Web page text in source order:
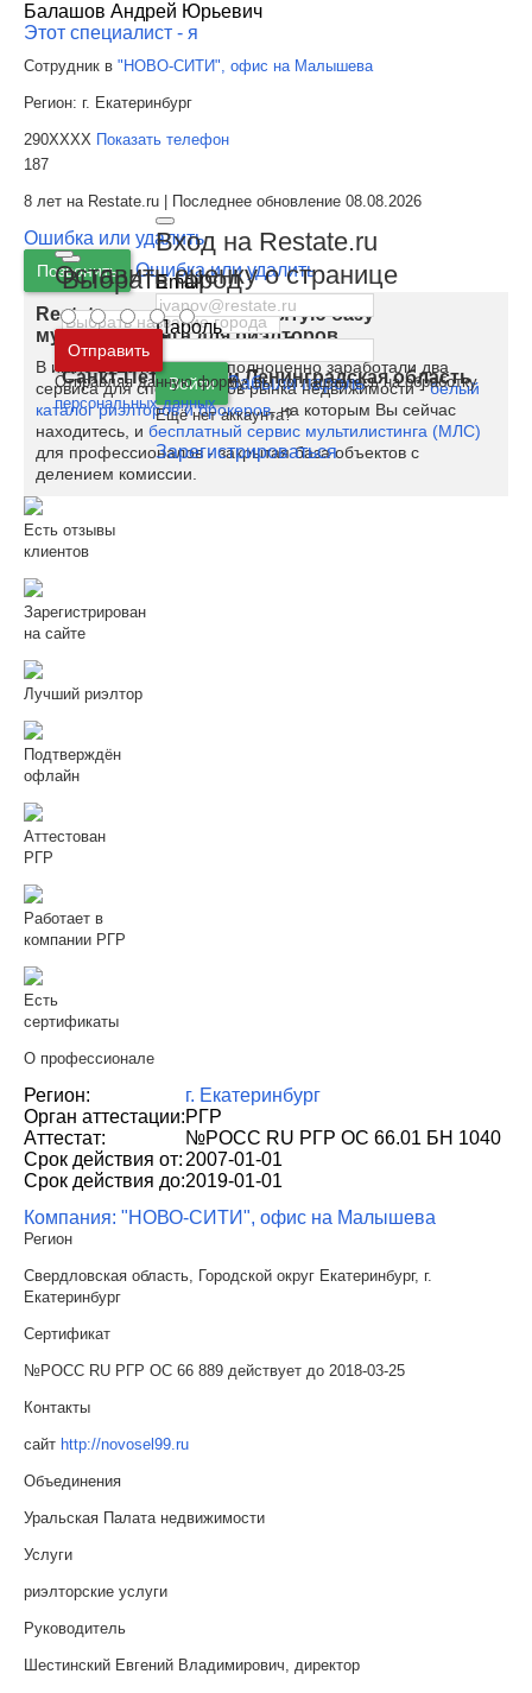
Выбрать город
Москва и
Московская область
Санкт-Петербург иЛенинградская область
Вход на Restate.ru
Email
Пароль
Войти Забыли пароль
Ещё нет аккаунта?
Зарегистрироваться
Балашов Андрей Юрьевич
Этот специалист - я
Сотрудник в "НОВО-СИТИ", офис на Малышева
Регион: г. Екатеринбург
290XXXX Показать телефон
187
8 лет на Restate.ru | Последнее обновление 08.08.2026
Ошибка или удалить
Позвонить Ошибка или удалить
Restate.ru запускает закрытую базу
мультилистинга для риэлторов
В июне 2020 на Restate полноценно заработали два
сервиса для специалистов рынка недвижимости -белый
каталог риэлторов и брокеров, на которым Вы сейчас
находитесь, и бесплатный сервис мультилистинга (МЛС)
для профессионалов - закрытая база объектов с
делением комиссии.
Есть отзывы
клиентов
Зарегистрирован
на сайте
Лучший риэлтор
Подтверждён
офлайн
Аттестован
РГР
Работает в
компании РГР
Есть
сертификаты
О профессионале
Регион:
г. Екатеринбург
Орган аттестации:РГР
Аттестат:
№РОСС RU РГР ОС 66.01 БН 1040
Срок действия от: 2007-01-01
Срок действия до:2019-01-01
Компания: "НОВО-СИТИ", офис на Малышева
Регион
Свердловская область, Городской округ Екатеринбург, г.
Екатеринбург
Сертификат
№РОСС RU РГР ОС 66 889 действует до 2018-03-25
Контакты
сайт http://novosel99.ru
Объединения
Уральская Палата недвижимости
Услуги
риэлторские услуги
Руководитель
Шестинский Евгений Владимирович, директор
Оставить оценку о странице
Отправить
Отправляя данную форму, вы соглашаетесь на обработку
персональных данных